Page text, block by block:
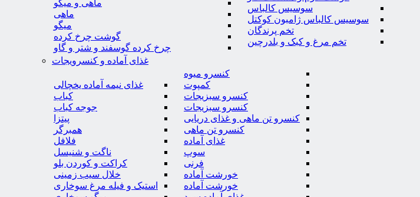
سوسیس کالباس
سوسیس کالباس ژامبون کوکتل
تخم پرندگان
تخم مرغ و کبک و بلدرچین
ماهی و میگو
ماهی
میگو
گوشت چرخ کرده
چرخ کرده گوسفند و شتر و گاو
غذای آماده و کنسرویجات
کنسرو میوه
کمپوت
کنسرو سبزیجات
کنسرو سبزیجات
کنسرو تن ماهی و غذای دریایی
کنسرو تن ماهی
غذای آماده
سوپ
فرنی
خورشت آماده
خورشت آماده
غذای نیمه آماده یخچالی
کباب
جوجه کباب
پیتزا
همبرگر
فلافل
ناگت و شنیسل
کراکت و کوردن بلو
خلال سیب زمینی
استیک و فیله مرغ سوخاری